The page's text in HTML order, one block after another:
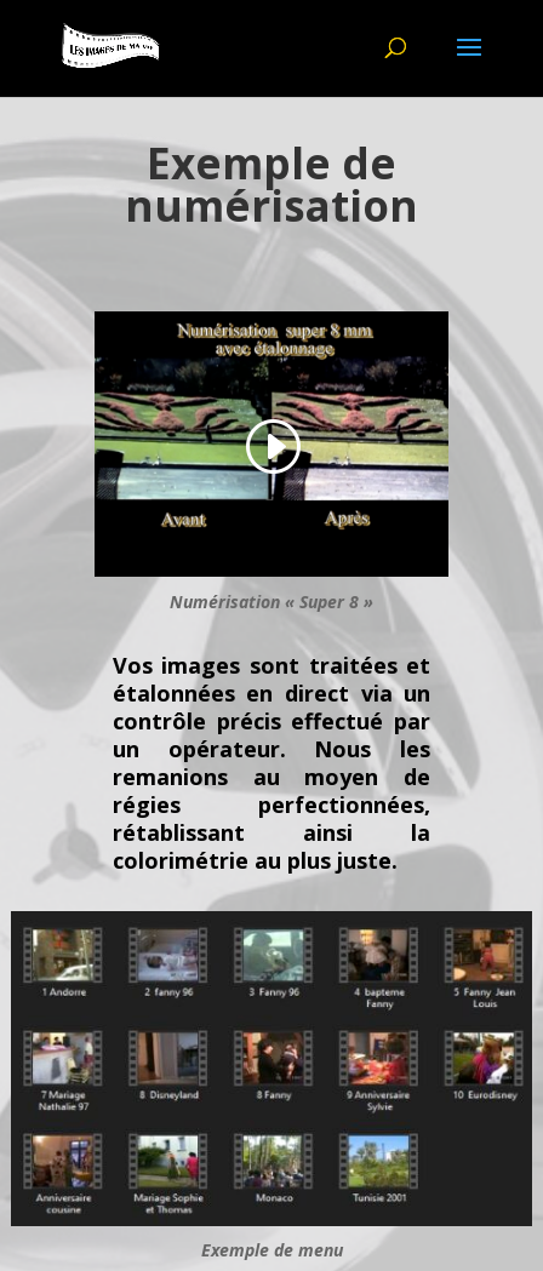
Exemple de
numérisation
Numérisation « Super 8 »
Vos images sont traitées et
étalonnées en direct via un
contrôle précis effectué par
un opérateur. Nous les
remanions au moyen de
régies perfectionnées,
rétablissant ainsi la
colorimétrie au plus juste.
Exemple de menu